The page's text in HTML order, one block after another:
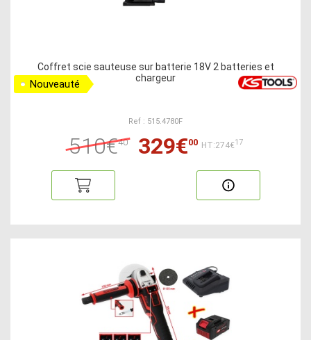
Coffret scie sauteuse sur batterie 18V 2 batteries et
chargeur
Nouveauté
Ref : 515.4780F
510€40 329€00 HT:274€17